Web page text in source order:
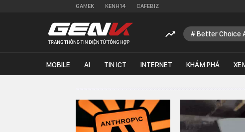
GAMEK KENH14 CAFEBIZ
Better Choice
MOBILE AI TIN ICT INTERNET KHÁM PHÁ